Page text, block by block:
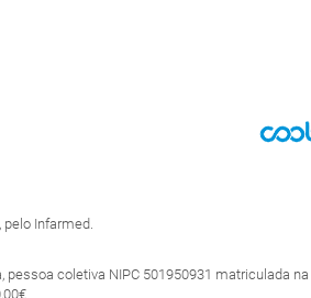
Infarmed.
pessoa coletiva NIPC 501950931 matriculada na